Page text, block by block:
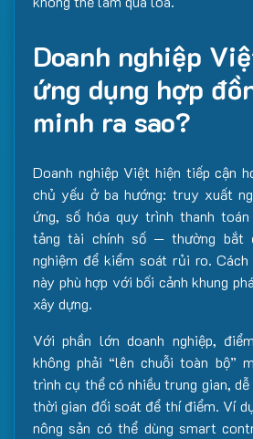
Doanh nghiệp
ứng dụng hợp
minh ra sao?
Doanh nghiệp Việt hiện tiếp cận
chủ yếu ở ba hướng: truy xuất
ứng, số hóa quy trình thanh
tảng tài chính số — thường bắt
nghiệm để kiểm soát rủi ro.
này phù hợp với bối cảnh khung
xây dựng.
Với phần lớn doanh nghiệp,
không phải “lên chuỗi toàn bộ”
trình cụ thể có nhiều trung gian,
thời gian đối soát để thí điểm. Ví
nông sản có thể dùng smart